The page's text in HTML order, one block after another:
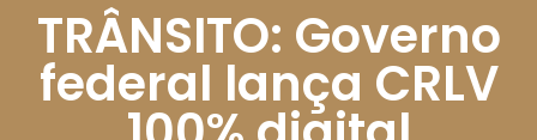
TRÂNSITO: Governo
federal lança CRLV